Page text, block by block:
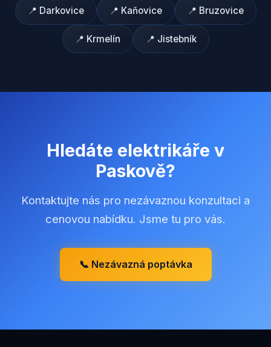
📍 Darkovice 📍 Kaňovice 📍 Bruzovice
📍 Krmelín 📍 Jistebník
Hledáte elektrikáře v
Paskově?
Kontaktujte nás pro nezávaznou konzultaci a
cenovou nabídku. Jsme tu pro vás.
📞 Nezávazná poptávka